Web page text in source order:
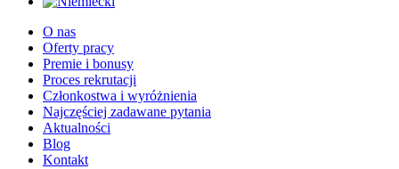
O nas
Oferty pracy
Premie i bonusy
Proces rekrutacji
Członkostwa i wyróżnienia
Najczęściej zadawane pytania
Aktualności
Blog
Kontakt